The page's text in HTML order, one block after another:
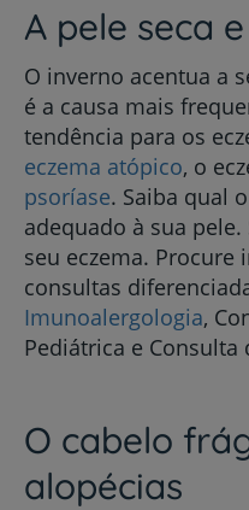
A pele seca
O inverno acentua a
é a causa mais
tendência para os
eczema atópico, o
psoríase. Saiba qual
adequado à sua
seu eczema. Procure
consultas
Imunoalergologia,
Pediátrica e Consulta
O cabelo
alopécias